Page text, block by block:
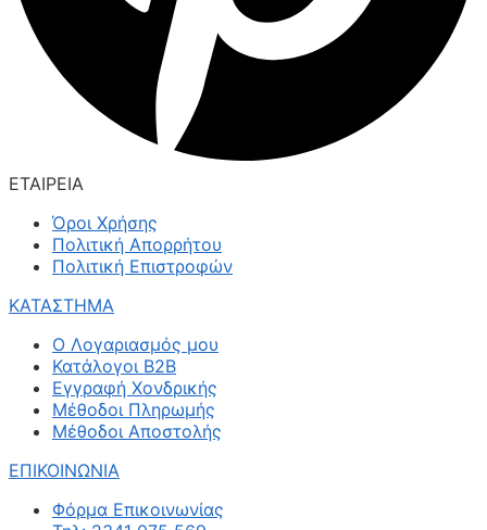
ΕΤΑΙΡΕΙΑ
Όροι Χρήσης
Πολιτική Απορρήτου
Πολιτική Επιστροφών
ΚΑΤΑΣΤΗΜΑ
Ο Λογαριασμός μου
Κατάλογοι B2B
Εγγραφή Χονδρικής
Μέθοδοι Πληρωμής
Μέθοδοι Αποστολής
ΕΠΙΚΟΙΝΩΝΙΑ
Φόρμα Επικοινωνίας